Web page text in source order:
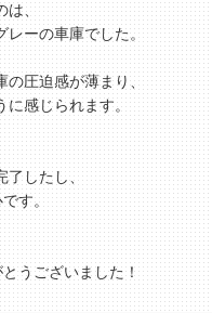
は、
レーの車庫でした。
の圧迫感が薄まり、
に感じられます。
了したし、
す。
うございました！